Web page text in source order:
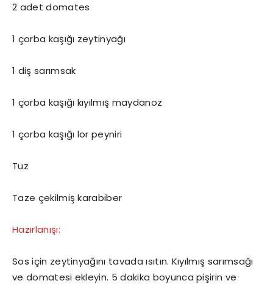
2 adet domates
1 çorba kaşığı zeytinyağı
1 diş sarımsak
1 çorba kaşığı kıyılmış maydanoz
1 çorba kaşığı lor peyniri
Tuz
Taze çekilmiş karabiber
Hazırlanışı:
Sos için zeytinyağını tavada ısıtın. Kıyılmış sarımsağı
ve domatesi ekleyin. 5 dakika boyunca pişirin ve